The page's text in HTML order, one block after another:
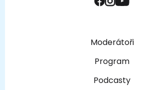
Moderátoři
Program
Podcasty